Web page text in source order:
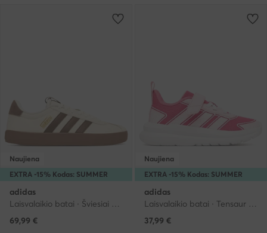
EXTRA -15% Kodas: SUMMER
Naujiena
adidas
Laisvalaikio batai · Šviesiai smėlinė
69,99 €
EXTRA -15% Kodas: SUMMER
Naujiena
adidas
Laisvalaikio batai · Tensaur · Rožinė
37,99 €